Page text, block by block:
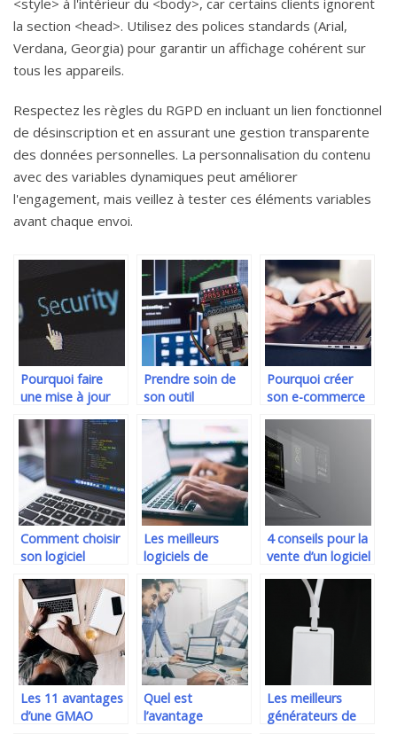
<style> à l'intérieur du <body>, car certains clients ignorent
la section <head>. Utilisez des polices standards (Arial,
Verdana, Georgia) pour garantir un affichage cohérent sur
tous les appareils.
Respectez les règles du RGPD en incluant un lien fonctionnel
de désinscription et en assurant une gestion transparente
des données personnelles. La personnalisation du contenu
avec des variables dynamiques peut améliorer
l'engagement, mais veillez à tester ces éléments variables
avant chaque envoi.
Pourquoi faire
une mise à jour
logiciels de votre
PC ?
Prendre soin de
son outil
dans une
entreprise.
Pourquoi créer
son e-commerce
?
Comment choisir
son logiciel
Les meilleurs
logiciels de
données
4 conseils pour la
vente d’un logiciel
Les 11 avantages
d’une GMAO
Quel est
l’avantage
Les meilleurs
générateurs de